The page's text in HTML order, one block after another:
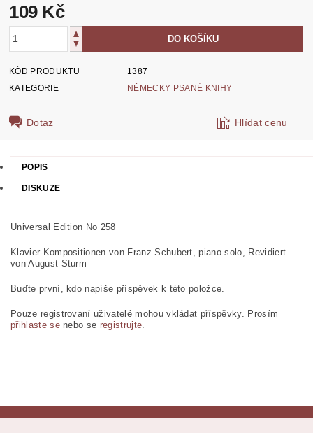
109 Kč
KÓD PRODUKTU
1387
KATEGORIE
NĚMECKY PSANÉ KNIHY
Dotaz Hlídat cenu
POPIS
DISKUZE
Universal Edition No 258
Klavier-Kompositionen von Franz Schubert, piano solo, Revidiert
von August Sturm
Buďte první, kdo napíše příspěvek k této položce.
Pouze registrovaní uživatelé mohou vkládat příspěvky. Prosím
přihlaste senebo se registrujte.